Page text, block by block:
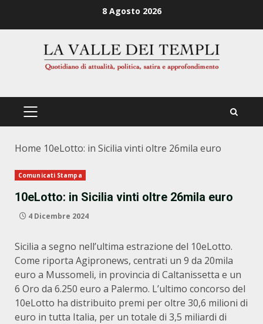
8 Agosto 2026
PRIMÄRES
Home 10eLotto: in Sicilia vinti oltre 26mila euro
Comunicati Stampa
10eLotto: in Sicilia vinti oltre 26mila euro
4 Dicembre 2024
Sicilia a segno nell’ultima estrazione del 10eLotto.
Come riporta Agipronews, centrati un 9 da 20mila
euro a Mussomeli, in provincia di Caltanissetta e un
6 Oro da 6.250 euro a Palermo. L’ultimo concorso del
10eLotto ha distribuito premi per oltre 30,6 milioni di
euro in tutta Italia, per un totale di 3,5 miliardi di